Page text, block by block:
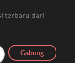
terbaru dari